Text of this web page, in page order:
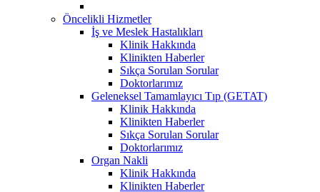
Öncelikli Hizmetler
İş ve Meslek Hastalıkları
Klinik Hakkında
Klinikten Haberler
Sıkça Sorulan Sorular
Doktorlarımız
Geleneksel Tamamlayıcı Tıp (GETAT)
Klinik Hakkında
Klinikten Haberler
Sıkça Sorulan Sorular
Doktorlarımız
Organ Nakli
Klinik Hakkında
Klinikten Haberler